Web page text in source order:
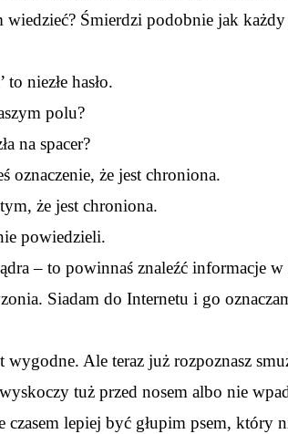
wiedzieć? Śmierdzi podobnie jak
niezłe hasło.
polu?
na spacer?
oznaczenie, że jest chroniona.
że jest chroniona.
powiedzieli.
– to powinnaś znaleźć informacje w
Siadam do Internetu i go
Ale teraz już rozpoznasz
tuż przed nosem albo nie
czasem lepiej być głupim psem, który